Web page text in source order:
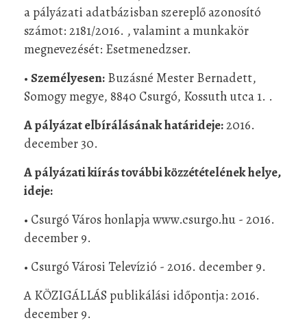
a pályázati adatbázisban szereplő azonosító
számot: 2181/2016. , valamint a munkakör
megnevezését: Esetmenedzser.
• Személyesen: Buzásné Mester Bernadett,
Somogy megye, 8840 Csurgó, Kossuth utca 1. .
A pályázat elbírálásának határideje:2016.
december 30.
A pályázati kiírás további közzétételének helye,
ideje:
• Csurgó Város honlapja www.csurgo.hu - 2016.
december 9.
• Csurgó Városi Televízió - 2016. december 9.
A KÖZIGÁLLÁS publikálási időpontja: 2016.
december 9.